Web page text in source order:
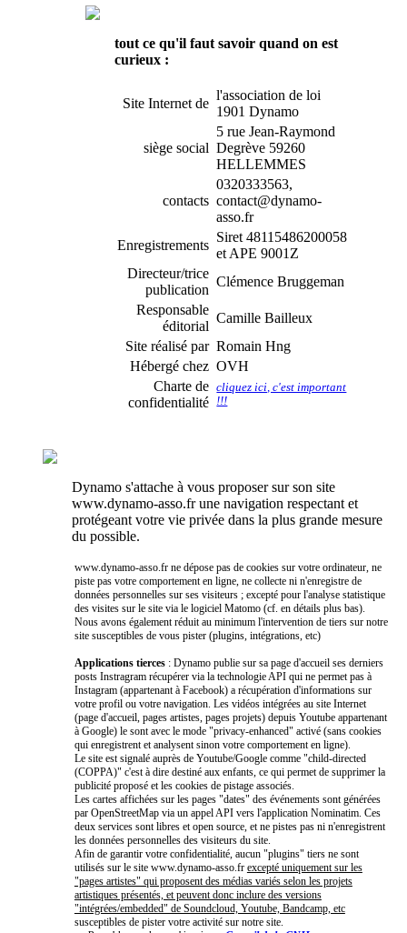
tout ce qu'il faut savoir quand on est
curieux :
Site Internet de
l'association de loi
1901 Dynamo
siège social
5 rue Jean-Raymond
Degrève 59260
HELLEMMES
contacts
0320333563,
contact@dynamo-
asso.fr
Enregistrements
Siret 48115486200058
et APE 9001Z
Directeur/trice
publication
Clémence Bruggeman
Responsable
éditorial
Camille Bailleux
Site réalisé par Romain Hng
Hébergé chez OVH
Charte de
confidentialité
cliquez ici, c'est important
!!!
Dynamo s'attache à vous proposer sur son site
www.dynamo-asso.fr une navigation respectant et
protégeant votre vie privée dans la plus grande mesure
du possible.
www.dynamo-asso.fr ne dépose pas de cookies sur votre ordinateur, ne
piste pas votre comportement en ligne, ne collecte ni n'enregistre de
données personnelles sur ses visiteurs ; excepté pour l'analyse statistique
des visites sur le site via le logiciel Matomo (cf. en détails plus bas).
Nous avons également réduit au minimum l'intervention de tiers sur notre
site susceptibles de vous pister (plugins, intégrations, etc)
Applications tierces : Dynamo publie sur sa page d'accueil ses derniers
posts Instragram récupérer via la technologie API qui ne permet pas à
Instagram (appartenant à Facebook) a récupération d'informations sur
votre profil ou votre navigation. Les vidéos intégrées au site Internet
(page d'accueil, pages artistes, pages projets) depuis Youtube appartenant
à Google) le sont avec le mode "privacy-enhanced" activé (sans cookies
qui enregistrent et analysent sinon votre comportement en ligne).
Le site est signalé auprès de Youtube/Google comme "child-directed
(COPPA)" c'est à dire destiné aux enfants, ce qui permet de supprimer la
publicité proposé et les cookies de pistage associés.
Les cartes affichées sur les pages "dates" des événements sont générées
par OpenStreetMap via un appel API vers l'application Nominatim. Ces
deux services sont libres et open source, et ne pistes pas ni n'enregistrent
les données personnelles des visiteurs du site.
Afin de garantir votre confidentialité, aucun "plugins" tiers ne sont
utilisés sur le site www.dynamo-asso.fr excepté uniquement sur les
"pages artistes" qui proposent des médias variés selon les projets
artistiques présentés, et peuvent donc inclure des versions
"intégrées/embedded" de Soundcloud, Youtube, Bandcamp, etc
susceptibles de pister votre activité sur notre site.